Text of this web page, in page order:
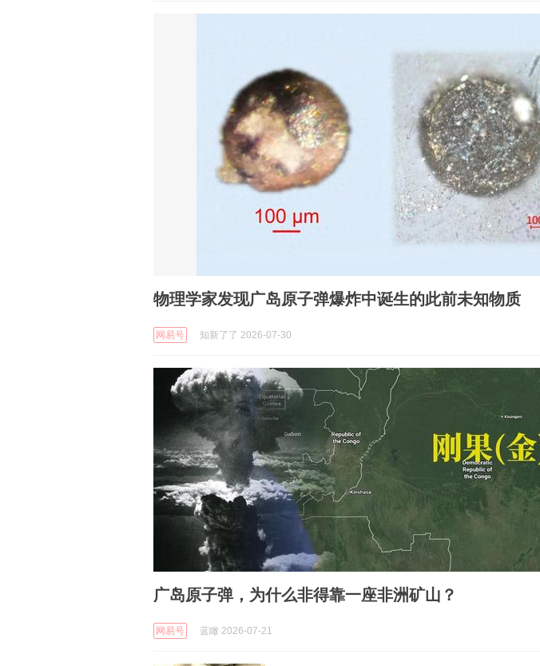
物理学家发现广岛原子弹爆炸中诞生的此前未知物质
网易号 知新了了 2026-07-30
广岛原子弹，为什么非得靠一座非洲矿山？
网易号 蓝瞰 2026-07-21